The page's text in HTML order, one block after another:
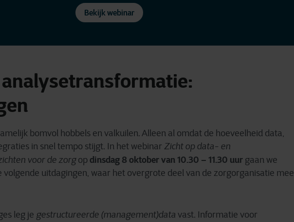
Bekijk webinar
bomvol hobbels en valkuilen. Alleen al omdat de hoeveelheid data,
in snel tempo stijgt. In het webinar Zicht op data- en
voor de zorg op dinsdag 8 oktober van 10.30 – 11.30 uur gaan we
volgende uitdagingen, waar het overgrote deel van de zorgorganisatie mee
leg je gestructureerde (management)data vast. Informatie voor